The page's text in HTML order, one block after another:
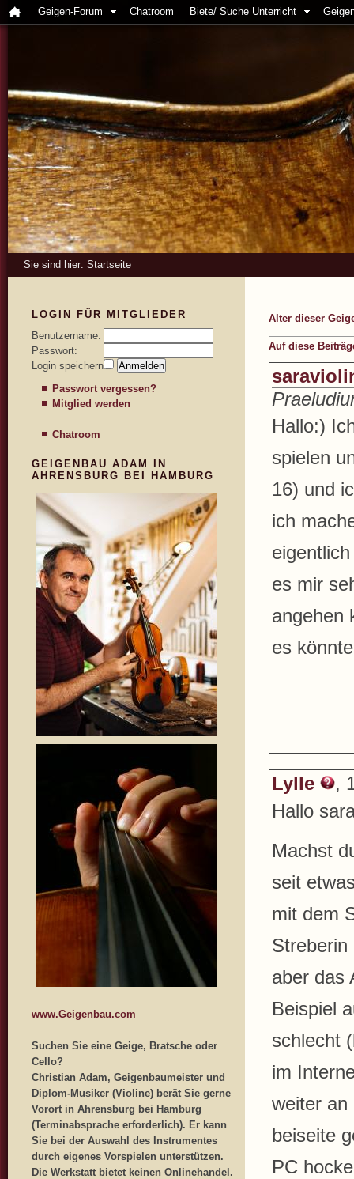
Geigen-Forum Chatroom Biete/ Suche Unterricht
Sie sind hier: Startseite
Alter dieser
Auf diese
Hallo:)
spielen
16) und
ich
es mir
angehen
es
Lylle
,
Hallo
Machst
seit
mit dem
aber das
Beispiel
schlecht
im
weiter an
beiseite
PC
LOGIN FÜR MITGLIEDER
Benutzername:
Passwort:
Login speichern
Passwort vergessen?
Mitglied werden
Chatroom
GEIGENBAU ADAM IN
AHRENSBURG BEI HAMBURG
www.Geigenbau.com
Suchen Sie eine Geige, Bratsche oder
Cello?
Christian Adam, Geigenbaumeister und
Diplom-Musiker (Violine) berät Sie gerne
Vorort in Ahrensburg bei Hamburg
(Terminabsprache erforderlich). Er kann
Sie bei der Auswahl des Instrumentes
durch eigenes Vorspielen unterstützen.
Die Werkstatt bietet keinen Onlinehandel.